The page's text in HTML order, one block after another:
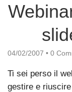
04/02/2007 • 0
Ti sei perso il
gestire e